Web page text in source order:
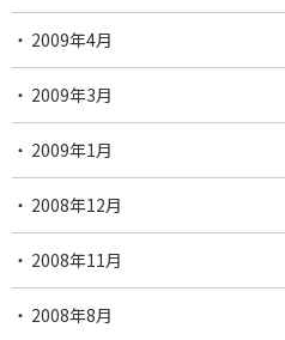
2009年4月
2009年3月
2009年1月
2008年12月
2008年11月
2008年8月